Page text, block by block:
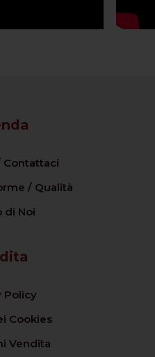
Contattaci
/ Qualità
di Noi
Policy
Cookies
Vendita